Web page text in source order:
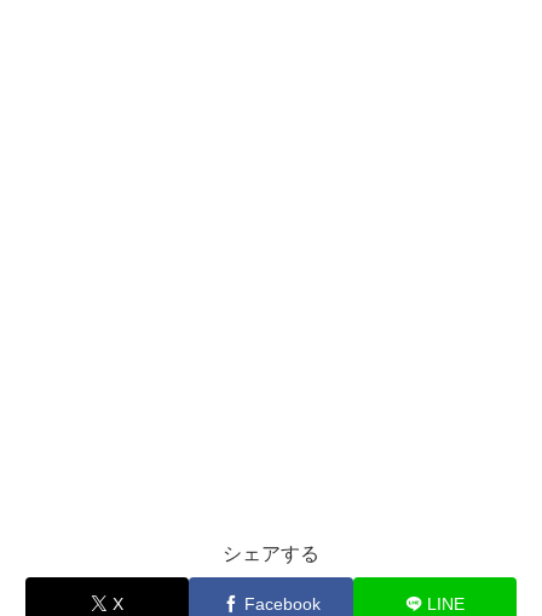
シェアする
X Facebook LINE